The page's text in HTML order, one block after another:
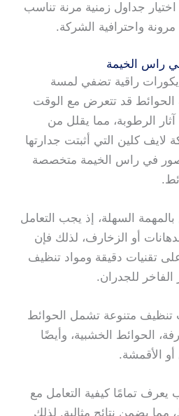
اختيار جداول زمنية مرنة تناسب
واحترافية الشركة.
راس الخيمة
راقية تضفي لمسة
الحوائط قد تتعرض مع الوقت
آثار الرطوبة، مما يقلل من
لايف كلين التي أثبتت جدارتها
في راس الخيمة متخصصة
السهلة، إذ يجب التعامل
أو الزخارف، لذلك فإن
تقنيات دقيقة ومواد تنظيف
للجدران.
تنظيف متنوعة تشمل الحوائط
الحوائط الخشبية، وأيضًا
أو الأقمشة.
تمامًا كيفية التعامل مع
يضمن نتائج مثالية. لذلك